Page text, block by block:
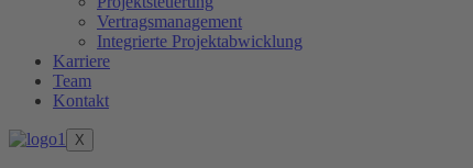
Vertragsmanagement
Integrierte Projektabwicklung
Karriere
Team
Kontakt
X